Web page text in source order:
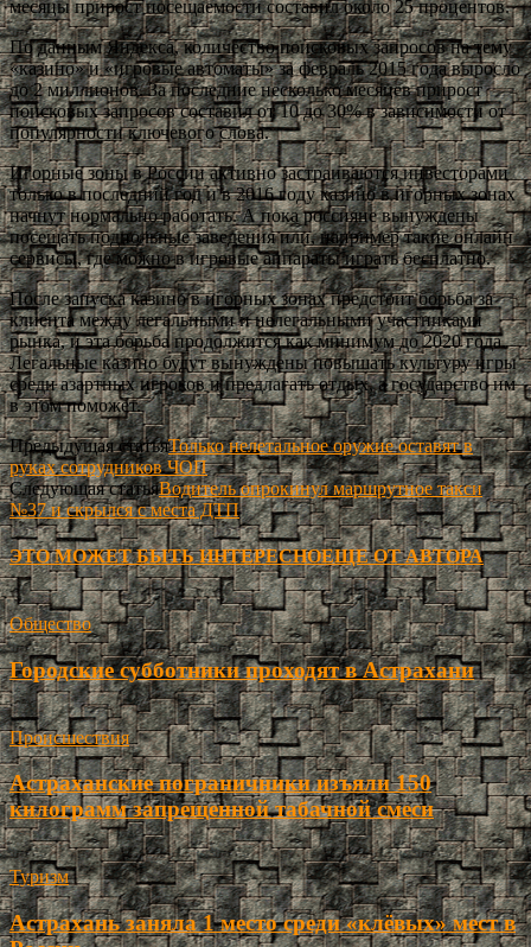
месяцы прирост посещаемости составил около 25 процентов.
По данным Яндекса, количество поисковых запросов на тему
«казино» и «игровые автоматы» за февраль 2015 года выросло
до 2 миллионов. За последние несколько месяцев прирост
поисковых запросов составил от 10 до 30% в зависимости от
популярности ключевого слова.
Игорные зоны в России активно застраиваются инвесторами
только в последний год и в 2016 году казино в игорных зонах
начнут нормально работать. А пока россияне вынуждены
посещать подпольные заведения или, например такие онлайн
сервисы, где можно в игровые аппараты играть бесплатно.
После запуска казино в игорных зонах предстоит борьба за
клиента между легальными и нелегальными участниками
рынка, и эта борьба продолжится как минимум до 2020 года.
Легальные казино будут вынуждены повышать культуру игры
среди азартных игроков и предлагать отдых, а государство им
в этом поможет.
Предыдущая статьяТолько нелетальное оружие оставят в
руках сотрудников ЧОП
Следующая статьяВодитель опрокинул маршрутное такси
№37 и скрылся с места ДТП
ЭТО МОЖЕТ БЫТЬ ИНТЕРЕСНОЕЩЕ ОТ АВТОРА
Общество
Городские субботники проходят в Астрахани
Происшествия
Астраханские пограничники изъяли 150
килограмм запрещенной табачной смеси
Туризм
Астрахань заняла 1 место среди «клёвых» мест в